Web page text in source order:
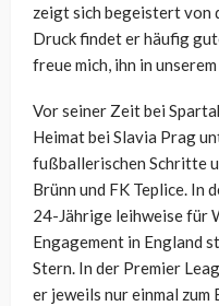
zeigt sich begeistert von
Druck findet er häufig
freue mich, ihn in
Vor seiner Zeit bei
Heimat bei Slavia Prag
fußballerischen Schritte
Brünn und FK Teplice. In
24-Jährige leihweise für
Engagement in England
Stern. In der Premier
er jeweils nur einmal zum